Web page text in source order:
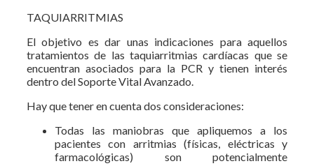
TAQUIARRITMIAS
El objetivo es dar unas indicaciones para aquellos
tratamientos de las taquiarritmias cardíacas que se
encuentran asociados para la PCR y tienen interés
dentro del Soporte Vital Avanzado.
Hay que tener en cuenta dos consideraciones:
Todas las maniobras que apliquemos a los
pacientes con arritmias (físicas, eléctricas y
farmacológicas) son potencialmente